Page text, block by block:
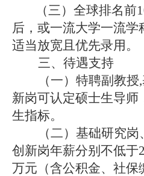
（三）全球排名前
后，或一流大学一流
适当放宽且优先录用。
三、待遇支持
（一） 特聘副教授,
新岗可认定硕士生导师
生指标。
（二） 基础研究岗
创新岗年薪分别不低于
万元 （含公积金、社保